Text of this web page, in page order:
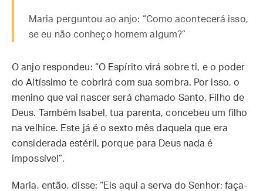
Maria perguntou ao anjo: “Como acontecerá isso,
se eu não conheço homem algum?”
O anjo respondeu: “O Espírito virá sobre ti, e o poder
do Altíssimo te cobrirá com sua sombra. Por isso, o
menino que vai nascer será chamado Santo, Filho de
Deus. Também Isabel, tua parenta, concebeu um filho
na velhice. Este já é o sexto mês daquela que era
considerada estéril, porque para Deus nada é
impossível”.
Maria, então, disse: “Eis aqui a serva do Senhor; faça-